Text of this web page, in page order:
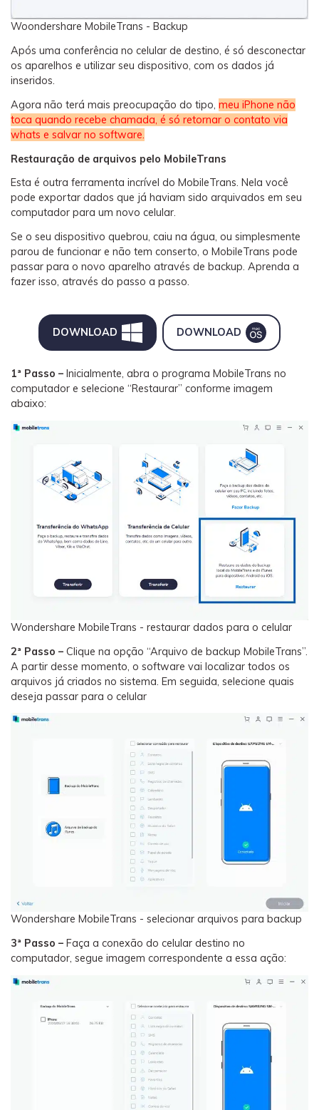
Woondershare MobileTrans - Backup
Após uma conferência no celular de destino, é só desconectar
os aparelhos e utilizar seu dispositivo, com os dados já
inseridos.
Agora não terá mais preocupação do tipo, meu iPhone não
toca quando recebe chamada, é só retornar o contato via
whats e salvar no software.
Restauração de arquivos pelo MobileTrans
Esta é outra ferramenta incrível do MobileTrans. Nela você
pode exportar dados que já haviam sido arquivados em seu
computador para um novo celular.
Se o seu dispositivo quebrou, caiu na água, ou simplesmente
parou de funcionar e não tem conserto, o MobileTrans pode
passar para o novo aparelho através de backup. Aprenda a
fazer isso, através do passo a passo.
DOWNLOAD DOWNLOAD
1ª Passo – Inicialmente, abra o programa MobileTrans no
computador e selecione “Restaurar” conforme imagem
abaixo:
Wondershare MobileTrans - restaurar dados para o celular
2ª Passo – Clique na opção “Arquivo de backup MobileTrans”.
A partir desse momento, o software vai localizar todos os
arquivos já criados no sistema. Em seguida, selecione quais
deseja passar para o celular
Wondershare MobileTrans - selecionar arquivos para backup
3ª Passo – Faça a conexão do celular destino no
computador, segue imagem correspondente a essa ação: